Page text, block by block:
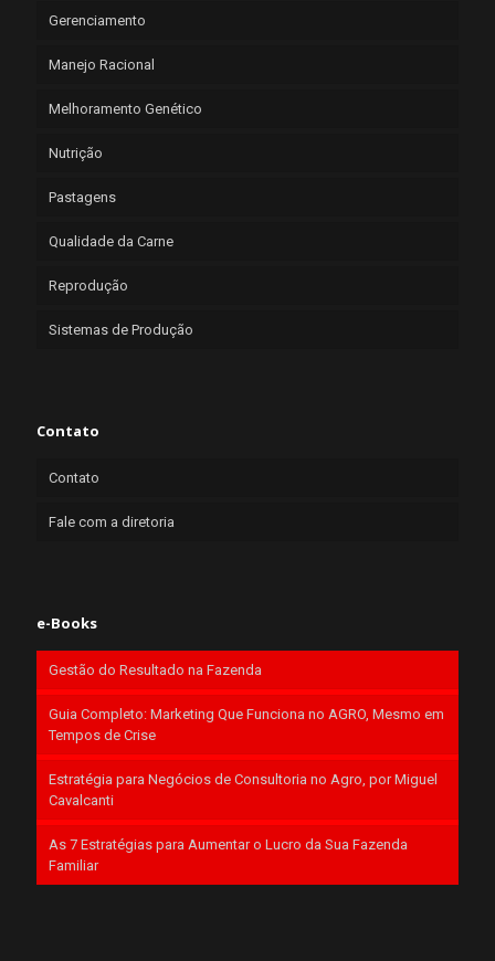
Gerenciamento
Manejo Racional
Melhoramento Genético
Nutrição
Pastagens
Qualidade da Carne
Reprodução
Sistemas de Produção
Contato
Contato
Fale com a diretoria
e-Books
Gestão do Resultado na Fazenda
Guia Completo: Marketing Que Funciona no AGRO, Mesmo em
Tempos de Crise
Estratégia para Negócios de Consultoria no Agro, por Miguel
Cavalcanti
As 7 Estratégias para Aumentar o Lucro da Sua Fazenda
Familiar